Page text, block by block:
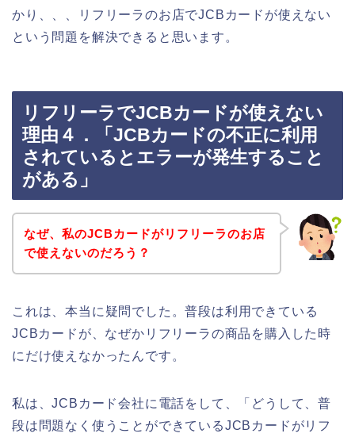
かり、、、リフリーラのお店でJCBカードが使えない
という問題を解決できると思います。
リフリーラでJCBカードが使えない
理由４．「JCBカードの不正に利用
されているとエラーが発生すること
がある」
なぜ、私のJCBカードがリフリーラのお店
で使えないのだろう？
これは、本当に疑問でした。普段は利用できている
JCBカードが、なぜかリフリーラの商品を購入した時
にだけ使えなかったんです。
私は、JCBカード会社に電話をして、「どうして、普
段は問題なく使うことができているJCBカードがリフ